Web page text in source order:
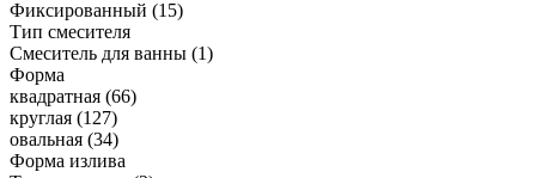
Фиксированный (15)
Тип смесителя
Смеситель для ванны (1)
Форма
квадратная (66)
круглая (127)
овальная (34)
Форма излива